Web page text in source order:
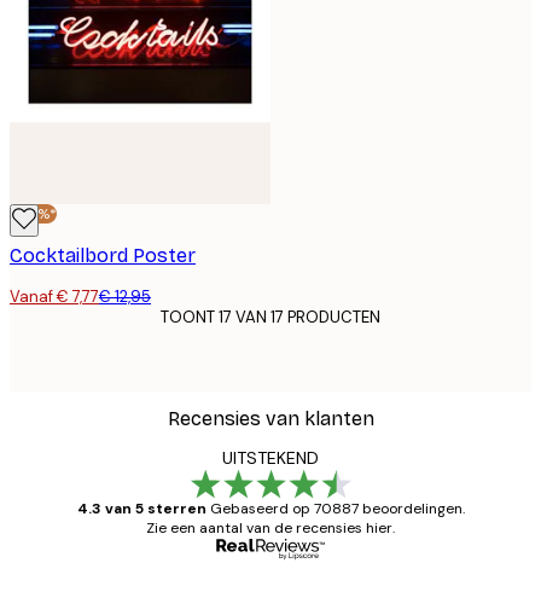
-40%*
Cocktailbord Poster
Vanaf € 7,77€ 12,95
TOONT 17 VAN 17 PRODUCTEN
Recensies van klanten
UITSTEKEND
4.3 van 5 sterren Gebaseerd op 70887 beoordelingen.
Zie een aantal van de recensies hier.